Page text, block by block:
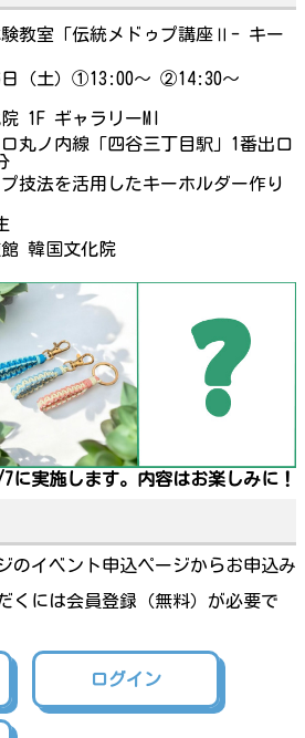
教室「伝統メドゥプ講座Ⅱ- キー
日（土）①13:00～ ②14:30～
1F ギャラリーMI
丸ノ内線「四谷三丁目駅」1番出口
技法を活用したキーホルダー作り
韓国文化院
に実施します。内容はお楽しみに！
のイベント申込ページからお申込み
くには会員登録（無料）が必要で
ログイン